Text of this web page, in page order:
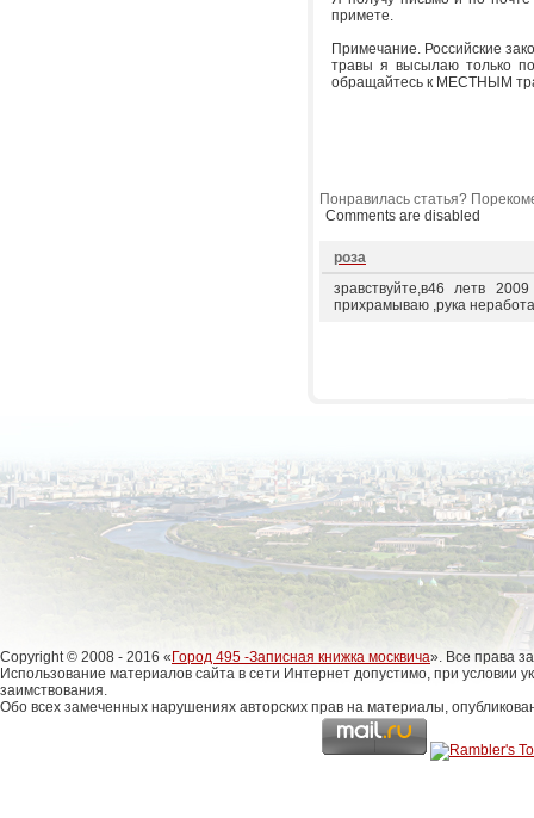
примете.
Примечание. Российские
травы я высылаю только
обращайтесь к МЕСТНЫМ
Понравилась статья?
Comments are disabled
роза
зравствуйте,в46 летв
прихрамываю ,рука
Copyright © 2008 - 2016 « Город 495 -Записная книжка москвича». Все права
Использование материалов сайта в сети Интернет допустимо, при условии
заимствования.
Обо всех замеченных нарушениях авторских прав на материалы,